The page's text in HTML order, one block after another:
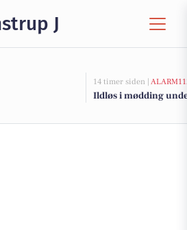
J
14 timer siden |
Ildløs i mødding